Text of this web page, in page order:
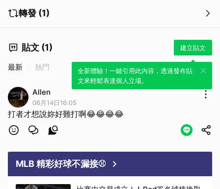
轉發 (1)
貼文 (1) 建立貼文
全新體驗！一鍵引用此內容，透過發布貼
文來輕鬆表達個人立場。
最新 熱門
Allen
06月14日16:05
打者才想說妳好難打啊😂😂😂😂
MLB 精彩好球不漏接⚾